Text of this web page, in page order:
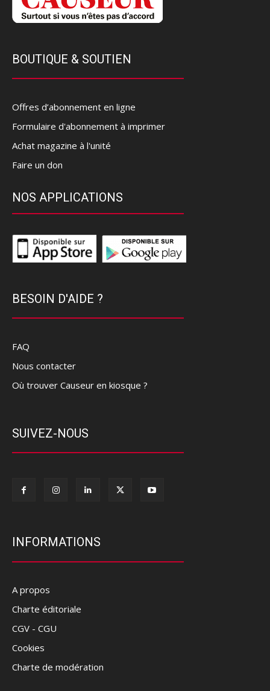
BOUTIQUE & SOUTIEN
Offres d’abonnement en ligne
Formulaire d'abonnement à imprimer
Achat magazine à l'unité
Faire un don
NOS APPLICATIONS
BESOIN D'AIDE ?
FAQ
Nous contacter
Où trouver Causeur en kiosque ?
SUIVEZ-NOUS
INFORMATIONS
A propos
Charte éditoriale
CGV - CGU
Cookies
Charte de modération